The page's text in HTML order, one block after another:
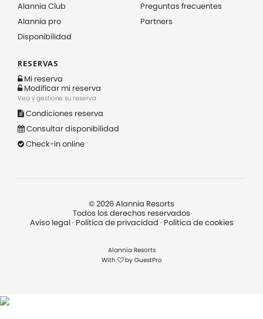
Alannia Club
Alannia pro
Disponibilidad
Preguntas frecuentes
Partners
RESERVAS
Mi reserva
Modificar mi reserva
Vea y gestione su reserva
Condiciones reserva
Consultar disponibilidad
Check-in online
©2026Alannia Resorts
Todos los derechos reservados
Aviso legal· Política de privacidad · Política de cookies
Alannia Resorts
With
by GuestPro